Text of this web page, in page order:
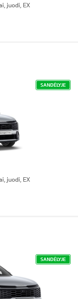
juodi, EX
SANDĖLYJE
juodi, EX
SANDĖLYJE